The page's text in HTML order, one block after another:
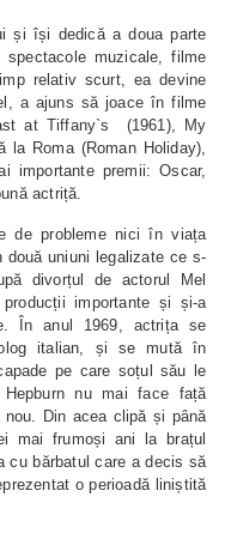
și își dedică a doua parte
muzicale, filme
relativ scurt, ea devine
a ajuns să joace în filme
at Tiffany`s (1961), My
la Roma (Roman Holiday),
importante premii: Oscar,
actriță.
de probleme nici în viața
uniuni legalizate ce s-
divorțul de actorul Mel
importante și și-a
În anul 1969, actrița se
italian, și se mută în
pe care soțul său le
nu mai face față
Din acea clipă și până
mai frumoși ani la brațul
cu bărbatul care a decis să
o perioadă liniștită